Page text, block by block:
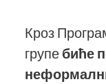
Кроз
групе биће